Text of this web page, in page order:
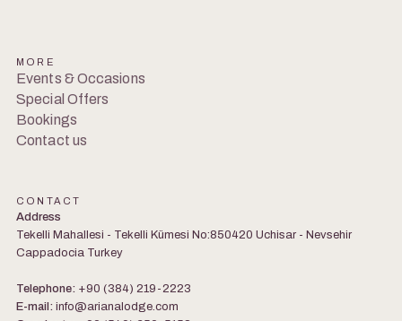
MORE
Events & Occasions
Special Offers
Bookings
Contact us
CONTACT
Address
Tekelli Mahallesi - Tekelli Kümesi No:850420 Uchisar - Nevsehir
Cappadocia Turkey
Telephone: +90 (384) 219-2223
E-mail: info@arianalodge.com